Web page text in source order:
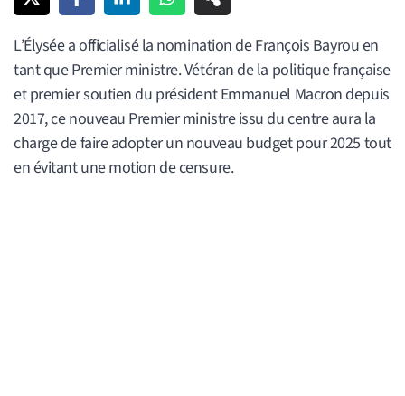
L’Élysée a officialisé la nomination de François Bayrou en
tant que Premier ministre. Vétéran de la politique française
et premier soutien du président Emmanuel Macron depuis
2017, ce nouveau Premier ministre issu du centre aura la
charge de faire adopter un nouveau budget pour 2025 tout
en évitant une motion de censure.